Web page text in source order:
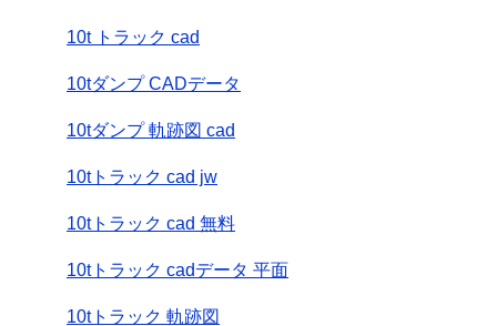
10t トラック cad
10tダンプ CADデータ
10tダンプ 軌跡図 cad
10tトラック cad jw
10tトラック cad 無料
10tトラック cadデータ 平面
10tトラック 軌跡図